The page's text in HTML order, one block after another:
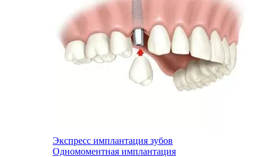
Экспресс имплантация зубов
Одномоментная имплантация